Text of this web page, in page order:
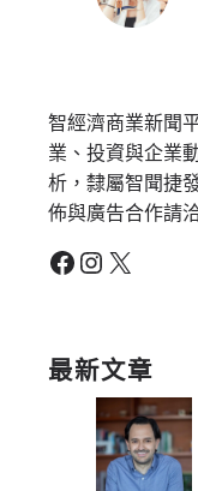
智經濟商業新聞
業、投資與企業
析，隸屬智聞捷
佈與廣告合作請
Facebook Instagram X
最新文章